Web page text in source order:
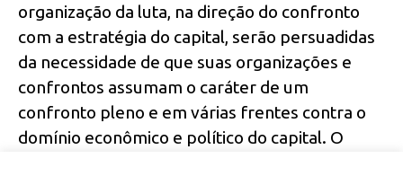
organização da luta, na direção do confronto
com a estratégia do capital, serão persuadidas
da necessidade de que suas organizações e
confrontos assumam o caráter de um
confronto pleno e em várias frentes contra o
domínio econômico e político do capital. O